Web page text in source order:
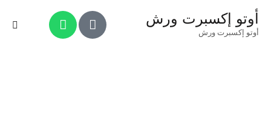
أوتو إكسبرت ورش
أوتو إكسبرت ورش